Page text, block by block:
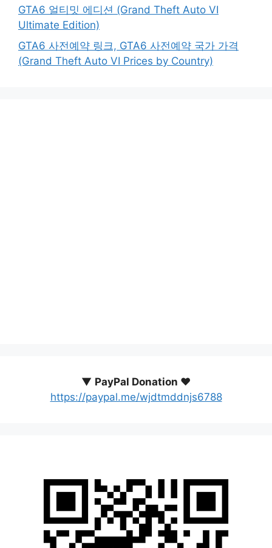
GTA6 얼티밋 에디션 (Grand Theft Auto VI
Ultimate Edition)
GTA6 사전예약 링크, GTA6 사전예약 국가 가격
(Grand Theft Auto VI Prices by Country)
▼ PayPal Donation ♥️
https://paypal.me/wjdtmddnjs6788